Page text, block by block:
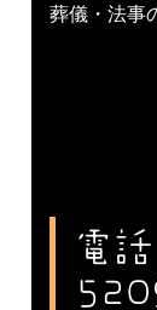
葬儀・法事
電